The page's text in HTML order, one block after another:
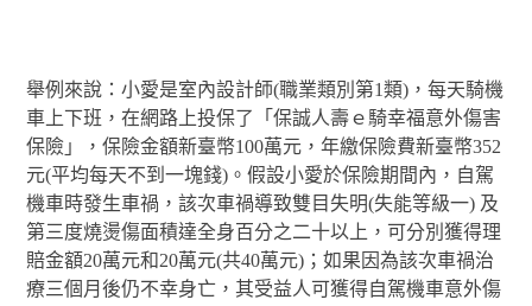
舉例來說：小愛是室內設計師(職業類別第1類)，每天騎機
車上下班，在網路上投保了「保誠人壽ｅ騎幸福意外傷害
保險」，保險金額新臺幣100萬元，年繳保險費新臺幣352
元(平均每天不到一塊錢)。假設小愛於保險期間內，自駕
機車時發生車禍，該次車禍導致雙目失明(失能等級一) 及
第三度燒燙傷面積達全身百分之二十以上，可分別獲得理
賠金額20萬元和20萬元(共40萬元)；如果因為該次車禍治
療三個月後仍不幸身亡，其受益人可獲得自駕機車意外傷